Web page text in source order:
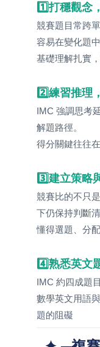
1️⃣打穩觀念
競賽題目常跨
容易在變化題中
基礎理解扎實
2️⃣練習推理
IMC 強調思考
解題路徑。
得分關鍵往往
3️⃣建立策略
競賽比的不只
下仍保持判斷清
懂得選題、分
4️⃣熟悉英文
IMC 約四成題
數學英文用語
題的阻礙